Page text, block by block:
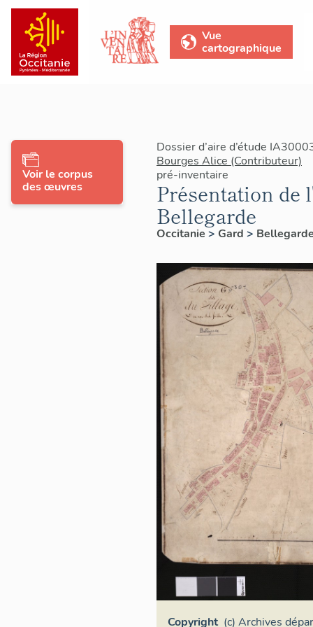
Vue
cartographique
Dossier d’aire d’étude
Bourges Alice (Contributeur)
pré-inventaire
Présentation de
Bellegarde
Occitanie > Gard >
Copyright (c) Archives
Voir le corpus
des œuvres